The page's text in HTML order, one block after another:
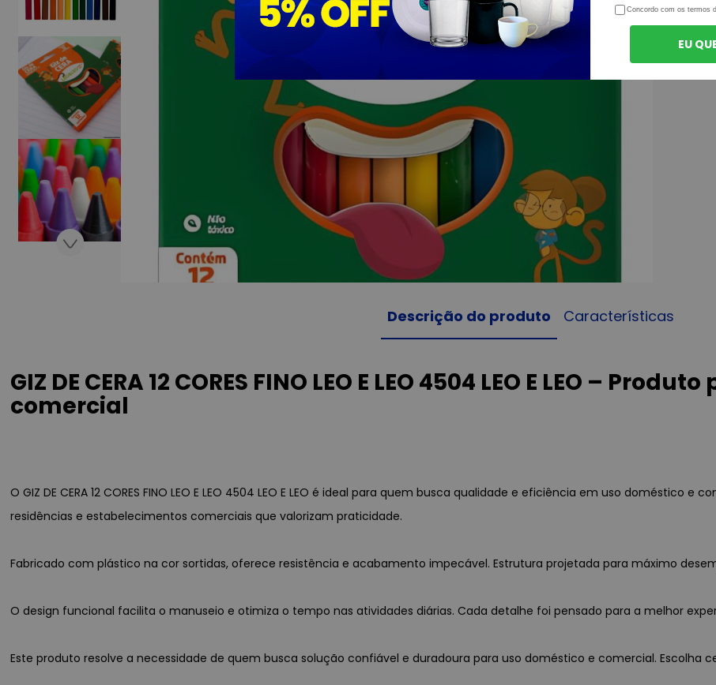
Descrição do produto Características
GIZ DE CERA 12 CORES FINO LEO E LEO 4504 LEO E LEO –
comercial
O GIZ DE CERA 12 CORES FINO LEO E LEO 4504 LEO E LEO é ideal para quem busca qualidade e eficiência em uso doméstico
residências e estabelecimentos comerciais que valorizam praticidade.
Fabricado com plástico na cor sortidas, oferece resistência e acabamento impecável. Estrutura projetada para máximo
O design funcional facilita o manuseio e otimiza o tempo nas atividades diárias. Cada detalhe foi pensado para a melhor
Este produto resolve a necessidade de quem busca solução confiável e duradoura para uso doméstico e comercial. Escolha
Concordo com os termos
EU